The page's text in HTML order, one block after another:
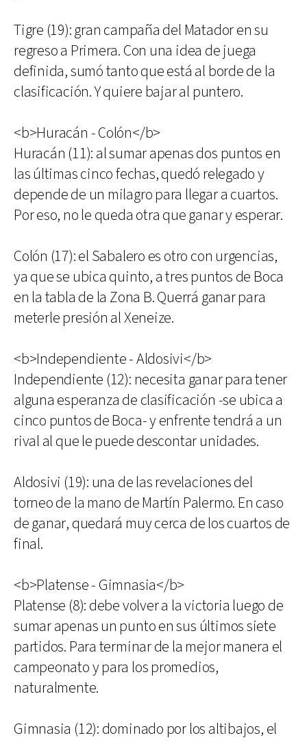
Tigre (19): gran campaña del Matador en su
regreso a Primera. Con una idea de juega
definida, sumó tanto que está al borde de la
clasificación. Y quiere bajar al puntero.
<b>Huracán - Colón</b>
Huracán (11): al sumar apenas dos puntos en
las últimas cinco fechas, quedó relegado y
depende de un milagro para llegar a cuartos.
Por eso, no le queda otra que ganar y esperar.
Colón (17): el Sabalero es otro con urgencias,
ya que se ubica quinto, a tres puntos de Boca
en la tabla de la Zona B. Querrá ganar para
meterle presión al Xeneize.
<b>Independiente - Aldosivi</b>
Independiente (12): necesita ganar para tener
alguna esperanza de clasificación -se ubica a
cinco puntos de Boca- y enfrente tendrá a un
rival al que le puede descontar unidades.
Aldosivi (19): una de las revelaciones del
torneo de la mano de Martín Palermo. En caso
de ganar, quedará muy cerca de los cuartos de
final.
<b>Platense - Gimnasia</b>
Platense (8): debe volver a la victoria luego de
sumar apenas un punto en sus últimos siete
partidos. Para terminar de la mejor manera el
campeonato y para los promedios,
naturalmente.
Gimnasia (12): dominado por los altibajos, el